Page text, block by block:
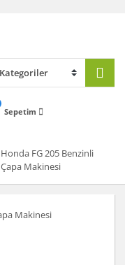
Sepetim
Honda FG 205 Benzinli
Çapa Makinesi